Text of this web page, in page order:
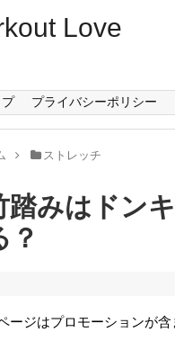
Love
プライバシーポリシー
ストレッチ
踏みはドン
？
ージはプロモーションが含